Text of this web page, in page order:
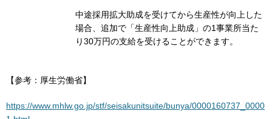
中途採用拡大助成を受けてから生産性が向上した
場合、追加で「生産性向上助成」の1事業所当た
り30万円の支給を受けることができます。
【参考：厚生労働省】
https://www.mhlw.go.jp/stf/seisakunitsuite/bunya/0000160737_0000